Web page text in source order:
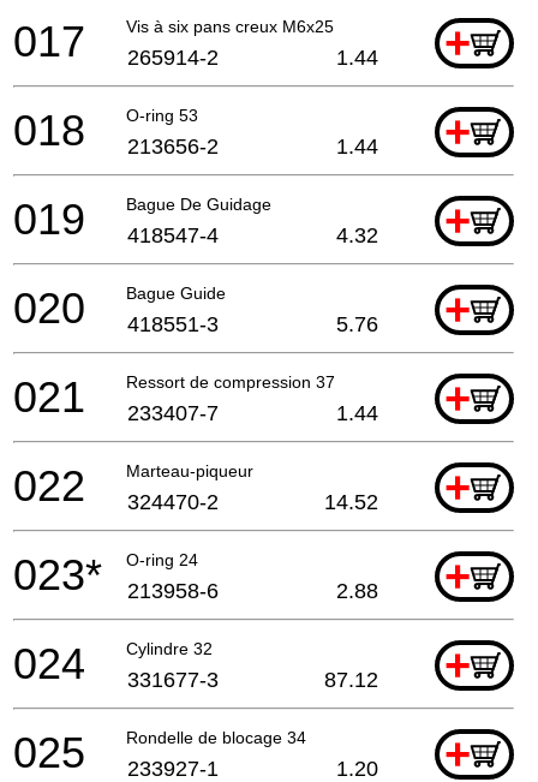
Vis à six pans creux M6x25 +
017 265914-2 1.44
O-ring 53 +
018 213656-2 1.44
Bague De Guidage +
019 418547-4 4.32
Bague Guide +
020 418551-3 5.76
Ressort de compression 37 +
021 233407-7 1.44
Marteau-piqueur +
022 324470-2 14.52
O-ring 24 +
023* 213958-6 2.88
Cylindre 32 +
024 331677-3 87.12
Rondelle de blocage 34 +
025 233927-1 1.20